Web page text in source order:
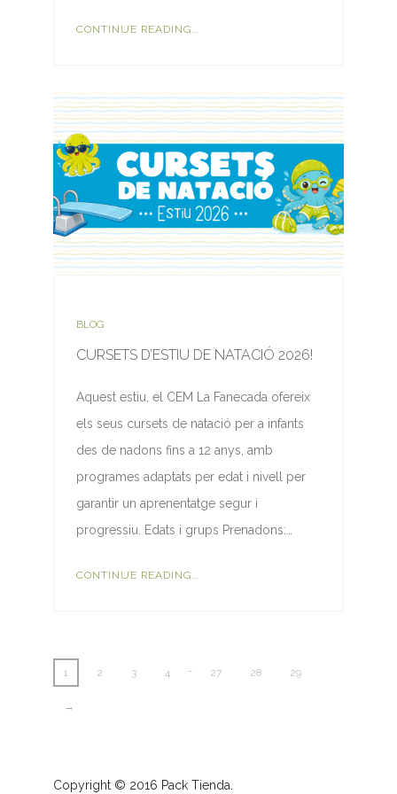
CONTINUE READING...
BLOG
CURSETS D’ESTIU DE NATACIÓ 2026!
Aquest estiu, el CEM La Fanecada ofereix
els seus cursets de natació per a infants
des de nadons fins a 12 anys, amb
programes adaptats per edat i nivell per
garantir un aprenentatge segur i
progressiu. Edats i grups Prenadons:…
CONTINUE READING...
1 2 3 4 27 28 29
→
Copyright © 2016 Pack Tienda.